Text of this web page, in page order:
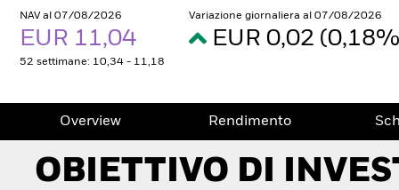
NAV al 07/08/2026
EUR 11,04
52 settimane: 10,34 - 11,18
Variazione giornaliera al 07/08/2026
EUR 0,02
Overview Rendimento
OBIETTIVO DI